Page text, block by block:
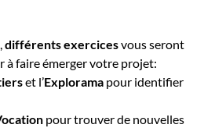
différents exercicesvous seront
à faire émerger votre projet:
et l’Explorama pour identifier
pour trouver de nouvelles